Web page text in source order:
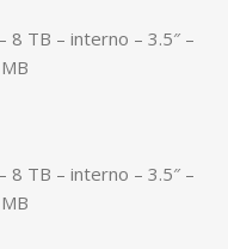
8 TB – interno – 3.5″ –
8 TB – interno – 3.5″ –